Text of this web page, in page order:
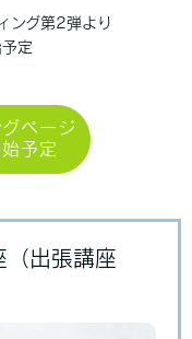
ング第2弾より
定
ページ
予定
（出張講座